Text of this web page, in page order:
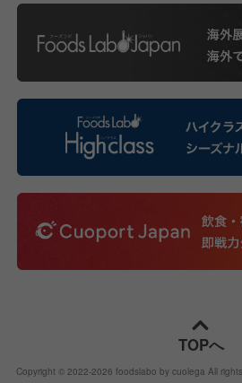
TOPへ
Copyright © 2022-2026 foodslabo by cuolega All